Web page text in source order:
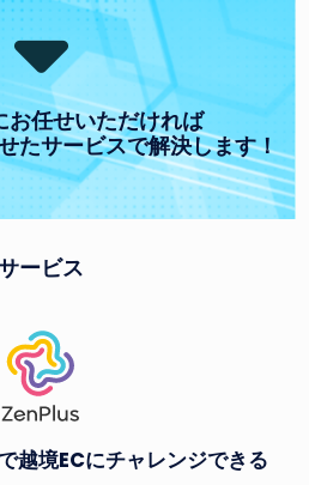
任せいただければ
たサービスで解決します！
ービス
越境ECにチャレンジできる